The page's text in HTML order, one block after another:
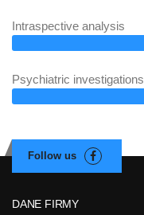
Intraspective analysis
Psychiatric investigations
DANE FIRMY